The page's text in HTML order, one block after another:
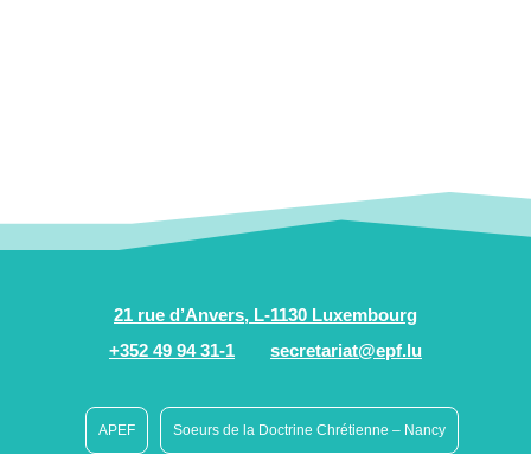
21 rue d’Anvers, L-1130 Luxembourg
+352 49 94 31-1
secretariat@epf.lu
APEF Soeurs de la Doctrine Chrétienne – Nancy